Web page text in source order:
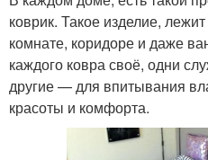
коврик. Такое изделие,
комнате, коридоре и даже
каждого ковра своё, одни
другие — для впитывания
красоты и комфорта.